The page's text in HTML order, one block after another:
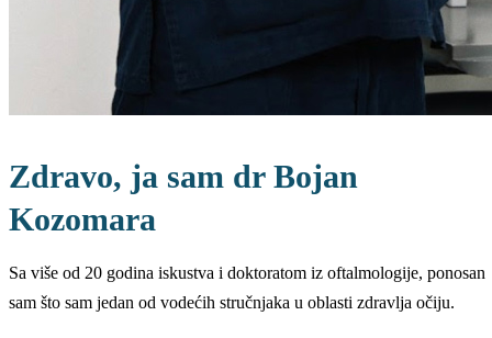
Zdravo, ja sam dr Bojan
Kozomara
Sa više od 20 godina iskustva i doktoratom iz oftalmologije, ponosan
sam što sam jedan od vodećih stručnjaka u oblasti zdravlja očiju.